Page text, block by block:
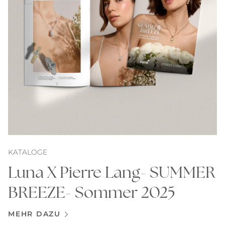
KATALOGE
Luna X Pierre Lang- SUMMER
BREEZE- Sommer 2025
MEHR DAZU